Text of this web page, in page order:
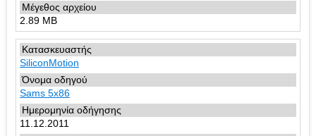
2.89 MB
SiliconMotion
Sams 5x86
11.12.2011